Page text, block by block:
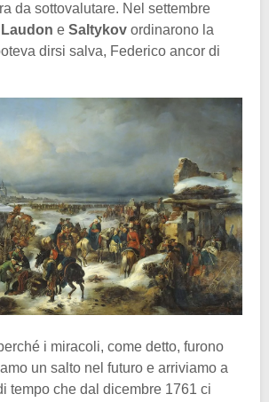
da sottovalutare. Nel settembre
e Saltykov ordinarono la
dirsi salva, Federico ancor di
i miracoli, come detto, furono
un salto nel futuro e arriviamo a
tempo che dal dicembre 1761 ci